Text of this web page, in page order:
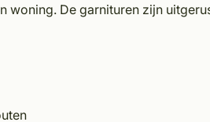
woning. De garnituren zijn